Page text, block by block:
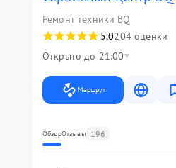
Ремонт техники BQ
5,0204 оценки
Открыто до 21:00
Маршрут
ОбзорОтзывы 196